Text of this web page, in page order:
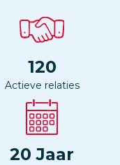
120
Actieve relaties
20 Jaar